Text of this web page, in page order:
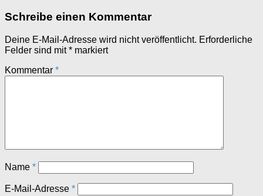
Schreibe einen Kommentar
Deine E-Mail-Adresse wird nicht veröffentlicht. Erforderliche
Felder sind mit* markiert
Kommentar *
Name *
E-Mail-Adresse *